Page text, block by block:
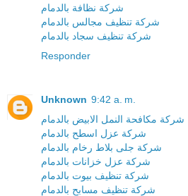
شركة نظافة بالدمام
شركة تنظيف مجالس بالدمام
شركة تنظيف سجاد بالدمام
Responder
Unknown 9:42 a. m.
شركة مكافحة النمل الابيض بالدمام
شركة عزل اسطح بالدمام
شركة جلى بلاط رخام بالدمام
شركة عزل خزانات بالدمام
شركة تنظيف بيوت بالدمام
شركة تنظيف مسابح بالدمام